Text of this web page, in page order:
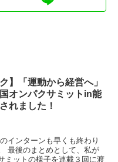
】「運動から経営へ」
オンパクサミットin能
れました！
インターンも早くも終わり
最後のまとめとして、私が
ミットの様子を連載３回に渡